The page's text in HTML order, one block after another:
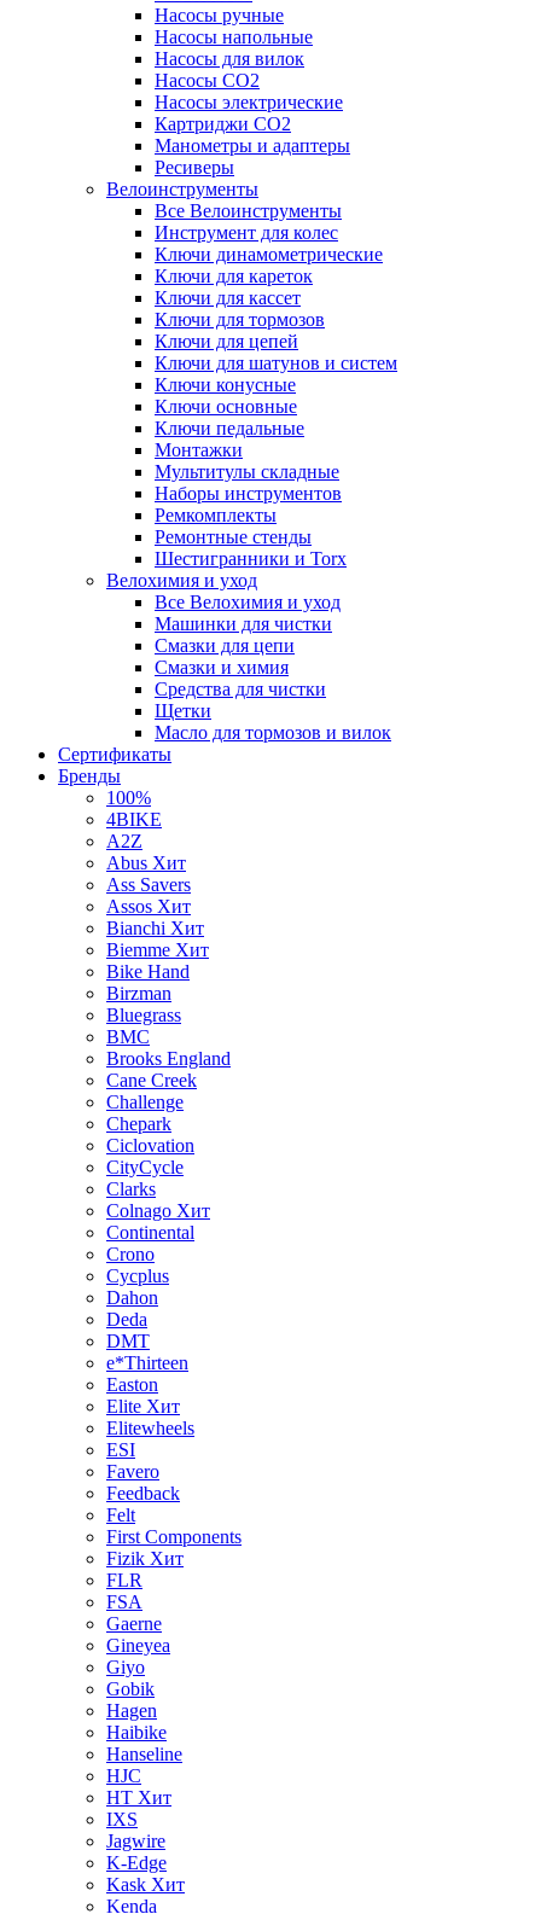
Насосы ручные
Насосы напольные
Насосы для вилок
Насосы CO2
Насосы электрические
Картриджи CO2
Манометры и адаптеры
Ресиверы
Велоинструменты
Все Велоинструменты
Инструмент для колес
Ключи динамометрические
Ключи для кареток
Ключи для кассет
Ключи для тормозов
Ключи для цепей
Ключи для шатунов и систем
Ключи конусные
Ключи основные
Ключи педальные
Монтажки
Мультитулы складные
Наборы инструментов
Ремкомплекты
Ремонтные стенды
Шестигранники и Torx
Велохимия и уход
Все Велохимия и уход
Машинки для чистки
Смазки для цепи
Смазки и химия
Средства для чистки
Щетки
Масло для тормозов и вилок
Сертификаты
Бренды
100%
4BIKE
A2Z
Abus Хит
Ass Savers
Assos Хит
Bianchi Хит
Biemme Хит
Bike Hand
Birzman
Bluegrass
BMC
Brooks England
Cane Creek
Challenge
Chepark
Ciclovation
CityCycle
Clarks
Colnago Хит
Continental
Crono
Cycplus
Dahon
Deda
DMT
e*Thirteen
Easton
Elite Хит
Elitewheels
ESI
Favero
Feedback
Felt
First Components
Fizik Хит
FLR
FSA
Gaerne
Gineyea
Giyo
Gobik
Hagen
Haibike
Hanseline
HJC
HT Хит
IXS
Jagwire
K-Edge
Kask Хит
Kenda